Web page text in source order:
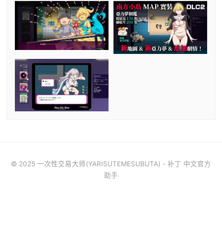
© 2025 一次性交易大师(YARISUTEMESUBUTA) - 补丁 中文官方
助手